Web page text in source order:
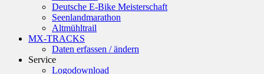
Deutsche E-Bike Meisterschaft
Seenlandmarathon
Altmühltrail
MX-TRACKS
Daten erfassen / ändern
Service
Logodownload